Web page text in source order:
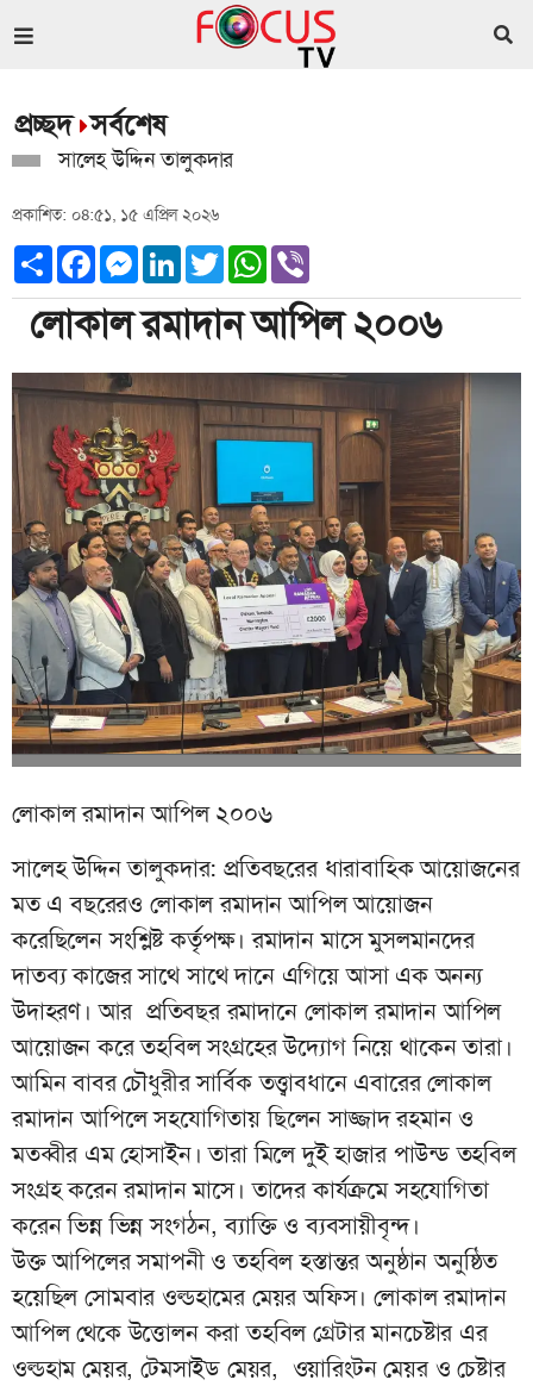
প্রচ্ছদ সর্বশেষ
সালেহ উদ্দিন তালুকদার
প্রকাশিত: ০৪:৫১, ১৫ এপ্রিল ২০২৬
ShareFacebookMessenger
LinkedInTwitterWhatsApp
লোকাল রমাদান আপিল ২০০৬
লোকাল রমাদান আপিল ২০০৬
সালেহ উদ্দিন তালুকদার: প্রতিবছরের ধারাবাহিক আয়োজনের
মত এ বছরেরও লোকাল রমাদান আপিল আয়োজন
করেছিলেন সংশ্লিষ্ট কর্তৃপক্ষ। রমাদান মাসে মুসলমানদের
দাতব্য কাজের সাথে সাথে দানে এগিয়ে আসা এক অনন্য
উদাহরণ। আর প্রতিবছর রমাদানে লোকাল রমাদান আপিল
আয়োজন করে তহবিল সংগ্রহের উদ্যোগ নিয়ে থাকেন তারা।
আমিন বাবর চৌধুরীর সার্বিক তত্ত্বাবধানে এবারের লোকাল
রমাদান আপিলে সহযোগিতায় ছিলেন সাজ্জাদ রহমান ও
মতব্বীর এম হোসাইন। তারা মিলে দুই হাজার পাউন্ড তহবিল
সংগ্রহ করেন রমাদান মাসে। তাদের কার্যক্রমে সহযোগিতা
করেন ভিন্ন ভিন্ন সংগঠন, ব্যাক্তি ও ব্যবসায়ীবৃন্দ।
উক্ত আপিলের সমাপনী ও তহবিল হস্তান্তর অনুষ্ঠান অনুষ্ঠিত
হয়েছিল সোমবার ওল্ডহামের মেয়র অফিস। লোকাল রমাদান
আপিল থেকে উত্তোলন করা তহবিল গ্রেটার মানচেষ্টার এর
ওল্ডহাম মেয়র, টেমসাইড মেয়র, ওয়ারিংটন মেয়র ও চেষ্টার